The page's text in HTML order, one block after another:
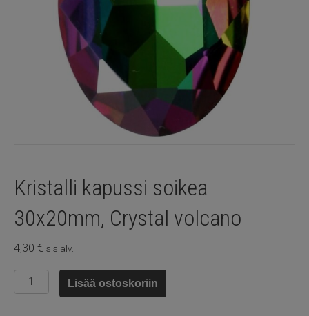
Kristalli kapussi soikea
30x20mm, Crystal volcano
4,30 € sis alv.
Kristalli
kapussi
Lisää ostoskoriin